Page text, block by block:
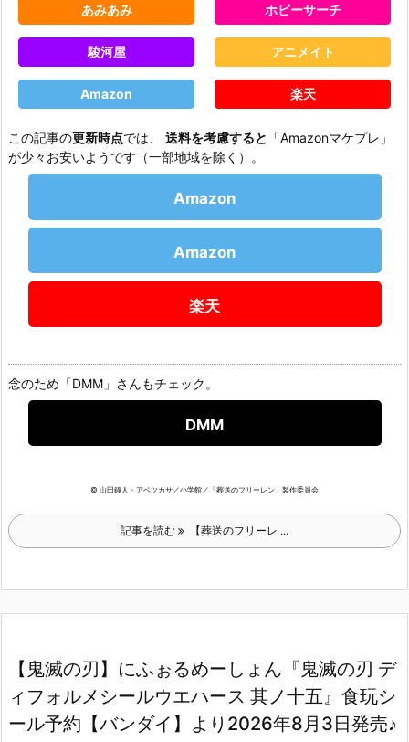
あみあみ
ホビーサーチ
駿河屋 アニメイト
Amazon 楽天
この記事の更新時点では、 送料を考慮すると 「Amazonマケプレ」
が少々お安いようです（一部地域を除く）。
Amazon
Amazon
楽天
念のため「DMM」さんもチェック。
DMM
© 山田鐘人・アベツカサ／小学館／「葬送のフリーレン」製作委員会
記事を読む 【葬送のフリーレ ...
【鬼滅の刃】にふぉるめーしょん『鬼滅の刃 デ
ィフォルメシールウエハース 其ノ十五』食玩シ
ール予約【バンダイ】より2026年8月3日発売♪